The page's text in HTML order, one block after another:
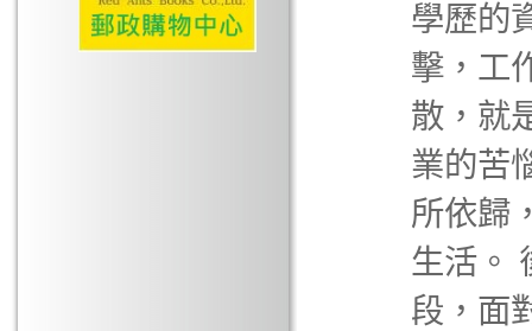
學歷的
擊，工
散，就
業的苦
所依歸
生活。
段，面